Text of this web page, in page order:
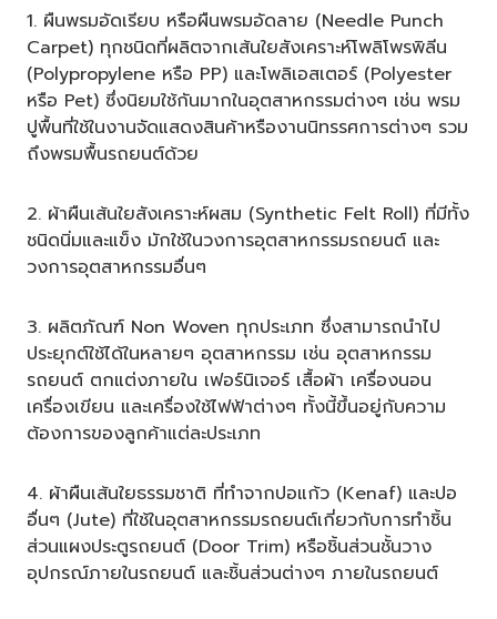
1. ผืนพรมอัดเรียบ หรือผืนพรมอัดลาย (Needle Punch
Carpet) ทุกชนิดที่ผลิตจากเส้นใยสังเคราะห์โพลิโพรพิลีน
(Polypropylene หรือ PP) และโพลิเอสเตอร์ (Polyester
หรือ Pet) ซึ่งนิยมใช้กันมากในอุตสาหกรรมต่างๆ เช่น พรม
ปูพื้นที่ใช้ในงานจัดแสดงสินค้าหรืองานนิทรรศการต่างๆ รวม
ถึงพรมพื้นรถยนต์ด้วย
2. ผ้าผืนเส้นใยสังเคราะห์ผสม (Synthetic Felt Roll) ที่มีทั้ง
ชนิดนิ่มและแข็ง มักใช้ในวงการอุตสาหกรรมรถยนต์ และ
วงการอุตสาหกรรมอื่นๆ
3. ผลิตภัณฑ์ Non Woven ทุกประเภท ซึ่งสามารถนำไป
ประยุกต์ใช้ได้ในหลายๆ อุตสาหกรรม เช่น อุตสาหกรรม
รถยนต์ ตกแต่งภายใน เฟอร์นิเจอร์ เสื้อผ้า เครื่องนอน
เครื่องเขียน และเครื่องใช้ไฟฟ้าต่างๆ ทั้งนี้ขึ้นอยู่กับความ
ต้องการของลูกค้าแต่ละประเภท
4. ผ้าผืนเส้นใยธรรมชาติ ที่ทำจากปอแก้ว (Kenaf) และปอ
อื่นๆ (Jute) ที่ใช้ในอุตสาหกรรมรถยนต์เกี่ยวกับการทำชิ้น
ส่วนแผงประตูรถยนต์ (Door Trim) หรือชิ้นส่วนชั้นวาง
อุปกรณ์ภายในรถยนต์ และชิ้นส่วนต่างๆ ภายในรถยนต์